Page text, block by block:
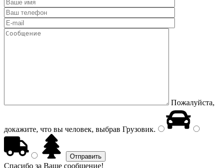
Пожалуйста,
докажите, что вы человек, выбрав Грузовик.
Спасибо за Ваше сообщение!